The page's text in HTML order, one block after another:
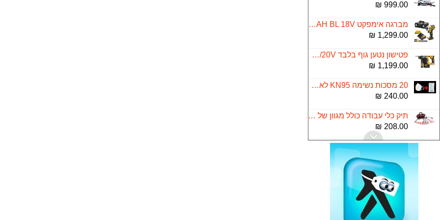
999.00 ₪
מברגה אימפקט 2.0AH BL 18V
1,299.00 ₪
פטישון נטען גוף בלבד 18V/20V דגם DCH273B
1,199.00 ₪
20 מסכות נשימה KN95 לאף ולפנים עם פילטר + 20 מסכות נשמיה לפנים רפואית הגיינית
240.00 ₪
תיק כלי עבודה כולל מגוון של 18 כלי עבודה לבית 81510
208.00 ₪
199.00 ₪
מגף אוסטרלי 585 Blundstone
499.00 ₪
אוהל איגלו ל 4 אנשים
99.00 ₪